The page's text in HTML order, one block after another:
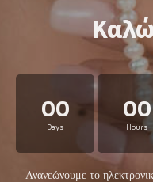
00
Days
00
Hours
Ανανεώνουμε το